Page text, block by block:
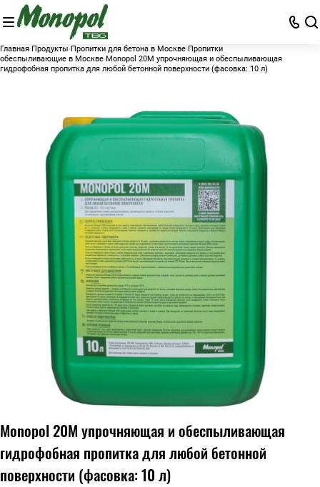
Главная Продукты Пропитки для бетона в Москве Пропитки
обеспыливающие в Москве Monopol 20М упрочняющая и обеспыливающая
гидрофобная пропитка для любой бетонной поверхности (фасовка: 10 л)
Monopol 20М упрочняющая и обеспыливающая
гидрофобная пропитка для любой бетонной
поверхности (фасовка: 10 л)